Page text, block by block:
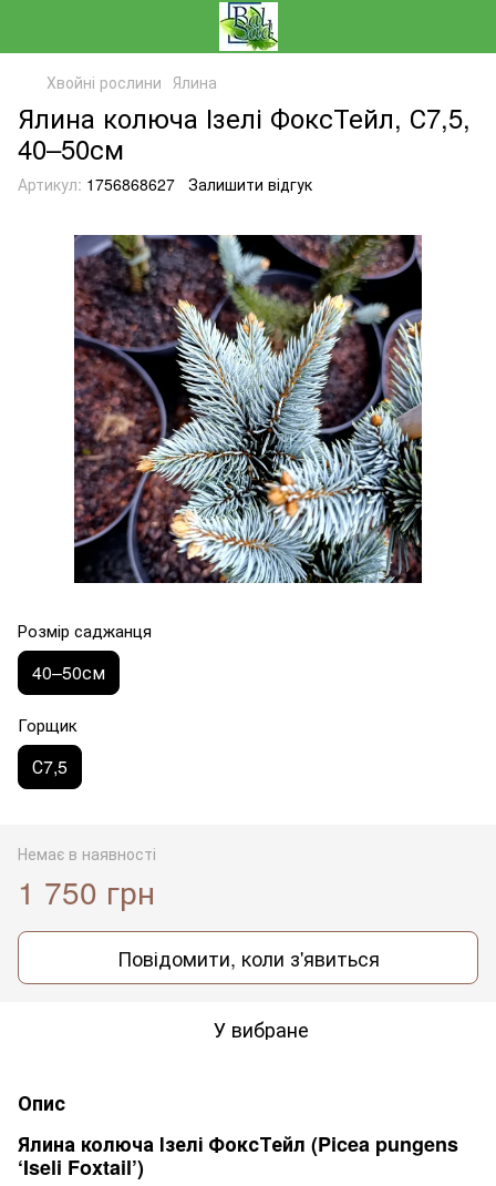
Хвойні рослини Ялина
Ялина колюча Ізелі ФоксТейл, С7,5,
40–50см
Артикул: 1756868627 Залишити відгук
Розмір саджанця
40–50см
Горщик
С7,5
Немає в наявності
1 750 грн
Повідомити, коли з'явиться
У вибране
Опис
Ялина колюча Ізелі ФоксТейл (Picea pungens
‘Iseli Foxtail’)